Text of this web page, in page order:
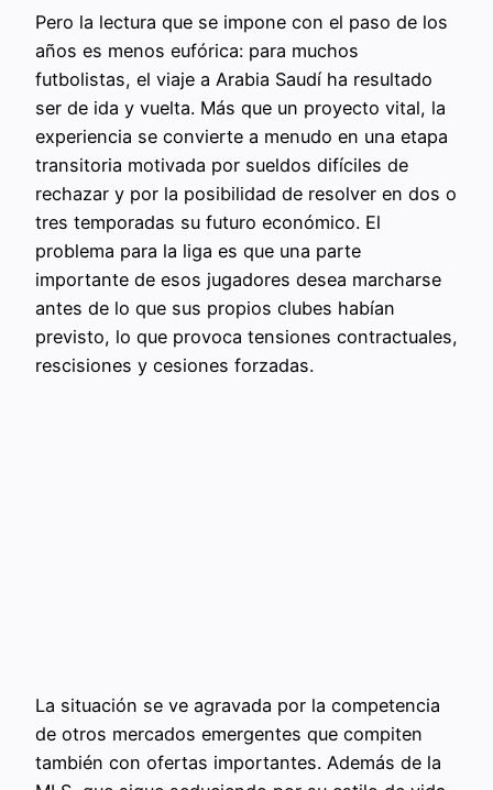
Pero la lectura que se impone con el paso de los
años es menos eufórica: para muchos
futbolistas, el viaje a Arabia Saudí ha resultado
ser de ida y vuelta. Más que un proyecto vital, la
experiencia se convierte a menudo en una etapa
transitoria motivada por sueldos difíciles de
rechazar y por la posibilidad de resolver en dos o
tres temporadas su futuro económico. El
problema para la liga es que una parte
importante de esos jugadores desea marcharse
antes de lo que sus propios clubes habían
previsto, lo que provoca tensiones contractuales,
rescisiones y cesiones forzadas.
La situación se ve agravada por la competencia
de otros mercados emergentes que compiten
también con ofertas importantes. Además de la